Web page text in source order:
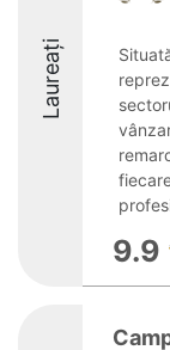
Laureați
9.9